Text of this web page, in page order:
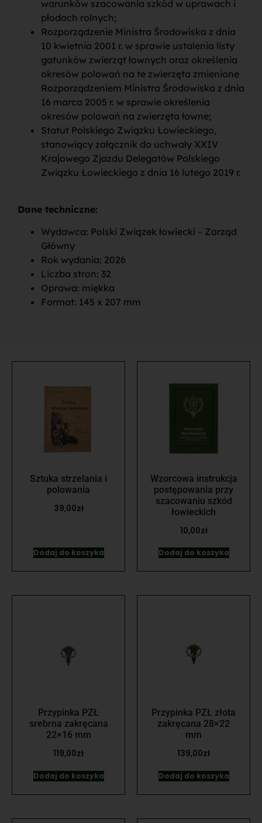
warunków szacowania szkód w uprawach i
płodach rolnych;
Rozporządzenie Ministra Środowiska z dnia
10 kwietnia 2001 r. w sprawie ustalenia listy
gatunków zwierząt łownych oraz określenia
okresów polowań na te zwierzęta zmienione
Rozporządzeniem Ministra Środowiska z dnia
16 marca 2005 r. w sprawie określenia
okresów polowań na zwierzęta łowne;
Statut Polskiego Związku Łowieckiego,
stanowiący załącznik do uchwały XXIV
Krajowego Zjazdu Delegatów Polskiego
Związku Łowieckiego z dnia 16 lutego 2019 r.
Dane techniczne:
Wydawca: Polski Związek łowiecki – Zarząd
Główny
Rok wydania: 2026
Liczba stron: 32
Oprawa: miękka
Format: 145 x 207 mm
Sztuka strzelania i
polowania
39,00zł
Dodaj do koszyka
Wzorcowa instrukcja
postępowania przy
szacowaniu szkód
łowieckich
10,00zł
Dodaj do koszyka
Przypinka PZŁ
srebrna zakręcana
22×16 mm
119,00zł
Dodaj do koszyka
Przypinka PZŁ złota
zakręcana 28×22
mm
139,00zł
Dodaj do koszyka